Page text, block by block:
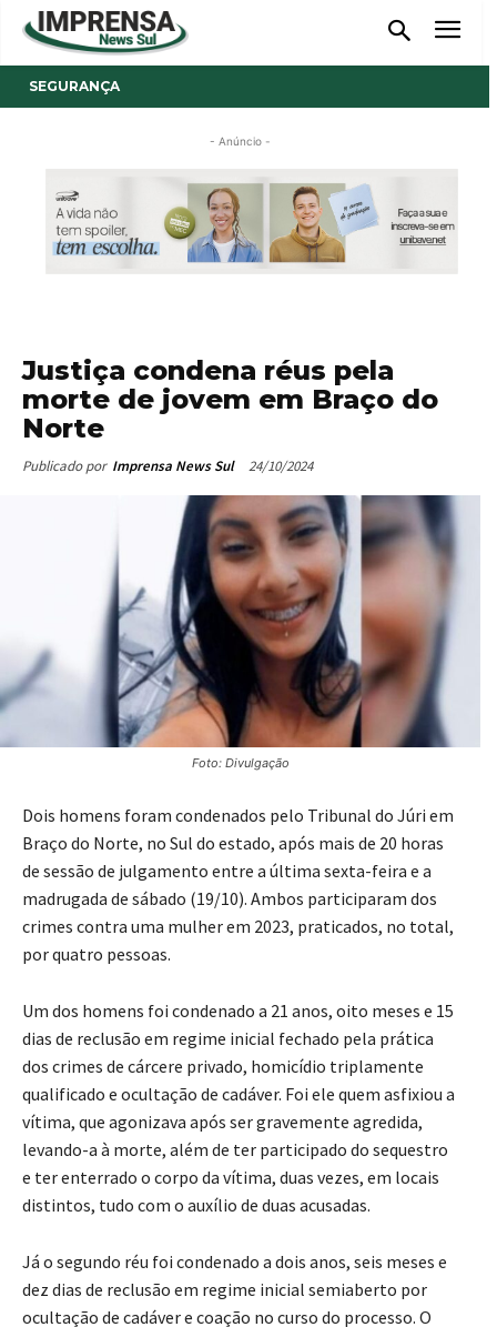
SEGURANÇA
- Anúncio -
Justiça condena réus pela
morte de jovem em Braço do
Norte
Publicado por Imprensa News Sul 24/10/2024
Foto: Divulgação
Dois homens foram condenados pelo Tribunal do Júri em
Braço do Norte, no Sul do estado, após mais de 20 horas
de sessão de julgamento entre a última sexta-feira e a
madrugada de sábado (19/10). Ambos participaram dos
crimes contra uma mulher em 2023, praticados, no total,
por quatro pessoas.
Um dos homens foi condenado a 21 anos, oito meses e 15
dias de reclusão em regime inicial fechado pela prática
dos crimes de cárcere privado, homicídio triplamente
qualificado e ocultação de cadáver. Foi ele quem asfixiou a
vítima, que agonizava após ser gravemente agredida,
levando-a à morte, além de ter participado do sequestro
e ter enterrado o corpo da vítima, duas vezes, em locais
distintos, tudo com o auxílio de duas acusadas.
Já o segundo réu foi condenado a dois anos, seis meses e
dez dias de reclusão em regime inicial semiaberto por
ocultação de cadáver e coação no curso do processo. O